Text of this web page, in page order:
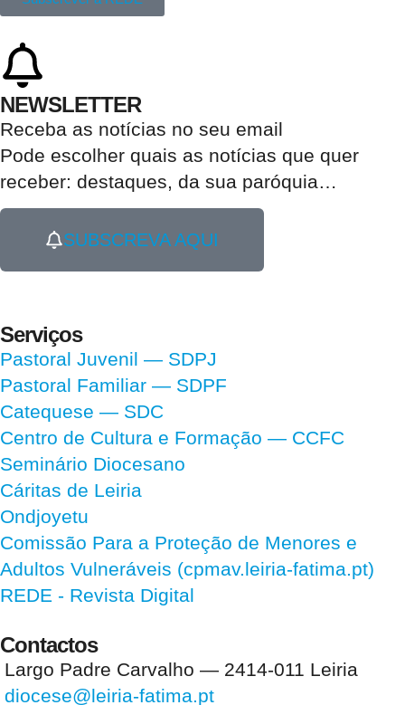
NEWSLETTER
Receba as notícias no seu email​
Pode escolher quais as notícias que quer
receber: destaques, da sua paróquia…
SUBSCREVA AQUI
Serviços
Pastoral Juvenil — SDPJ
Pastoral Familiar — SDPF
Catequese — SDC
Centro de Cultura e Formação — CCFC
Seminário Diocesano
Cáritas de Leiria
Ondjoyetu
Comissão Para a Proteção de Menores e
Adultos Vulneráveis (cpmav.leiria-fatima.pt)
REDE - Revista Digital
Contactos
Largo Padre Carvalho — 2414-011 Leiria
diocese@leiria-fatima.pt